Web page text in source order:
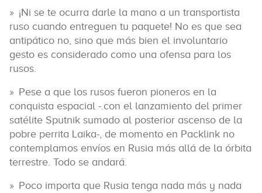
¡Ni se te ocurra darle la mano a un transportista
ruso cuando entreguen tu paquete! No es que sea
antipático no, sino que más bien el involuntario
gesto es considerado como una ofensa para los
rusos.
Pese a que los rusos fueron pioneros en la
conquista espacial -.con el lanzamiento del primer
satélite Sputnik sumado al posterior ascenso de la
pobre perrita Laika-, de momento en Packlink no
contemplamos envíos en Rusia más allá de la órbita
terrestre. Todo se andará.
Poco importa que Rusia tenga nada más y nada